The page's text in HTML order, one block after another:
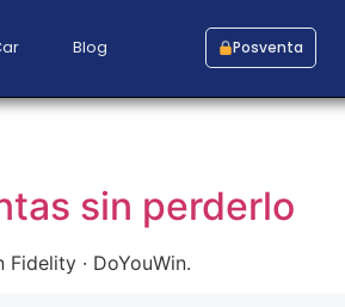
Blog Posventa
sin perderlo
· DoYouWin.